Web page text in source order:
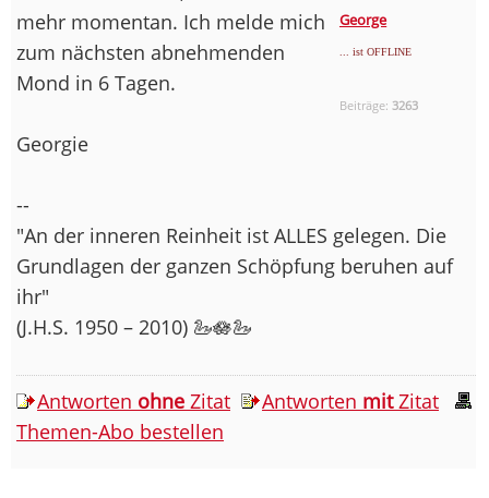
George
... ist OFFLINE
Beiträge:3263
mehr momentan. Ich melde mich
zum nächsten abnehmenden
Mond in 6 Tagen.
Georgie
--
"An der inneren Reinheit ist ALLES gelegen. Die
Grundlagen der ganzen Schöpfung beruhen auf
ihr"
(J.H.S. 1950 – 2010) 🦢🪷🦢
Antworten ohne Zitat Antworten mitZitat
Themen-Abo bestellen